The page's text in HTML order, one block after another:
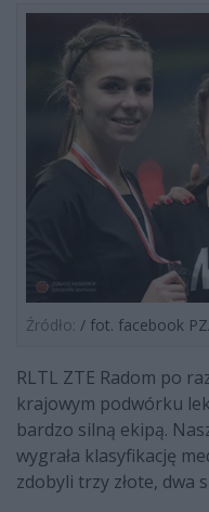
Źródło: / fot. facebook
RLTL ZTE Radom po
krajowym podwórku
bardzo silną ekipą.
wygrała klasyfikację
zdobyli trzy złote, dwa